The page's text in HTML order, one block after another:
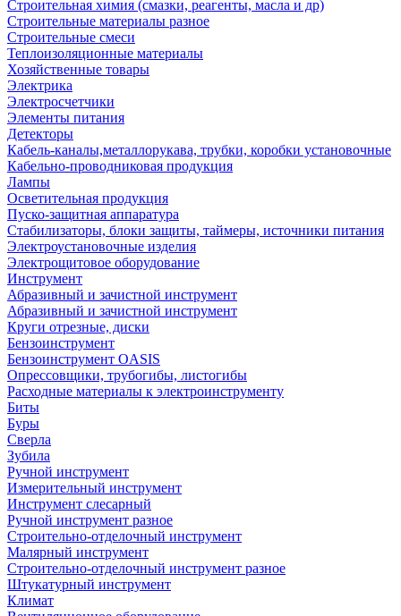
Строительная химия (смазки, реагенты, масла и др)
Строительные материалы разное
Строительные смеси
Теплоизоляционные материалы
Хозяйственные товары
Электрика
Электросчетчики
Элементы питания
Детекторы
Кабель-каналы,металлорукава, трубки, коробки установочные
Кабельно-проводниковая продукция
Лампы
Осветительная продукция
Пуско-защитная аппаратура
Стабилизаторы, блоки защиты, таймеры, источники питания
Электроустановочные изделия
Электрощитовое оборудование
Инструмент
Абразивный и зачистной инструмент
Абразивный и зачистной инструмент
Круги отрезные, диски
Бензоинструмент
Бензоинструмент OASIS
Опрессовщики, трубогибы, листогибы
Расходные материалы к электроинструменту
Биты
Буры
Сверла
Зубила
Ручной инструмент
Измерительный инструмент
Инструмент слесарный
Ручной инструмент разное
Строительно-отделочный инструмент
Малярный инструмент
Строительно-отделочный инструмент разное
Штукатурный инструмент
Климат